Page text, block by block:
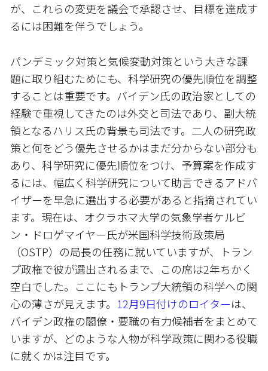
が、これらの変更を議会で承認させ、目標を達成す
るには困難を伴うでしょう。
パンデミック対策と気候変動対策という大きな課
題に取り組むためにも、科学研究の優先順位を調整
することは重要です。バイデン氏の政治家としての
経験で重視してきたのは外交と司法であり、副大統
領となるハリス氏の背景も司法です。二人の研究政
策と何をどう優先させるかはまだ分からない部分も
あり、科学研究に優先順位をつけ、予算案を作成す
るには、幅広く科学研究について助言できるアドバ
イザーを早急に選出する必要があると指摘されてい
ます。現在は、オクラホマ大学の気象学者ケルビ
ン・ドロゲマイヤー氏が米国科学技術政策局
（OSTP）の局長の任務に就いていますが、トラン
プ政権で彼が選出されるまで、この席は2年ちかく
空白でした。ここにもトランプ大統領の科学への関
心の薄さが見えます。 12月9日付けのロイターは、
バイデン政権の閣僚・要職の有力候補者をまとめて
いますが、どのような人物が科学政策に関わる役職
に就くかは注目です。